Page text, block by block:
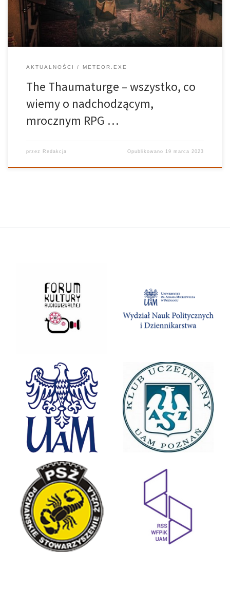
AKTUALNOŚCI METEOR.EXE
The Thaumaturge – wszystko, co
wiemy o nadchodzącym,
mrocznym RPG …
przez Redakcja Opublikowano 19 marca 2023